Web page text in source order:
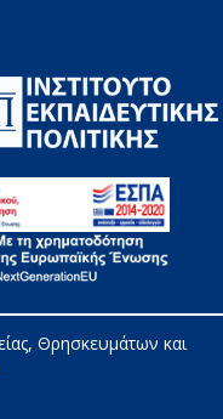
Θρησκευμάτων και